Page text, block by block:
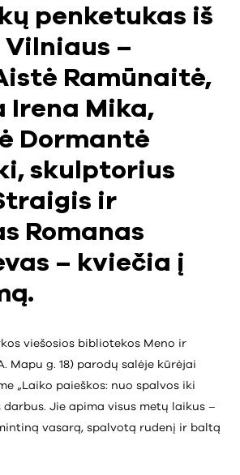
penketukas iš
Vilniaus –
Ramūnaitė,
Mika,
Dormantė
skulptorius
ir
Romanas
– kviečia į
viešosios bibliotekos Meno ir
Mapu g. 18) parodų salėje kūrėjai
„Laiko paieškos: nuo spalvos iki
darbus. Jie apima visus metų laikus –
vasarą, spalvotą rudenį ir baltą